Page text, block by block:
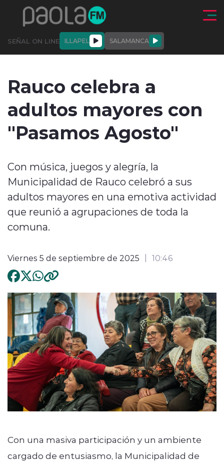
Click acá para ir directamente al contenido
SEÑAL ON LINE ILLAPEL SALAMANCA
Rauco celebra a
adultos mayores con
"Pasamos Agosto"
Con música, juegos y alegría, la
Municipalidad de Rauco celebró a sus
adultos mayores en una emotiva actividad
que reunió a agrupaciones de toda la
comuna.
Viernes 5 de septiembre de 2025 10:46
Con una masiva participación y un ambiente
cargado de entusiasmo, la Municipalidad de